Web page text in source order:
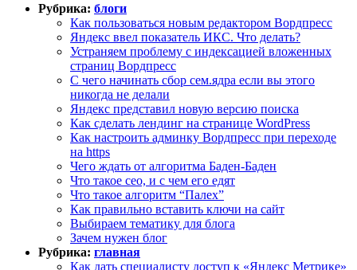
Рубрика: блоги
Как пользоваться новым редактором Вордпресс
Яндекс ввел показатель ИКС. Что делать?
Устраняем проблему с индексацией вложенных
страниц Вордпресс
С чего начинать сбор сем.ядра если вы этого
никогда не делали
Яндекс представил новую версию поиска
Как сделать лендинг на странице WordPress
Как настроить админку Вордпресс при переходе
на https
Чего ждать от алгоритма Баден-Баден
Что такое сео, и с чем его едят
Что такое алгоритм “Палех”
Как правильно вставить ключи на сайт
Выбираем тематику для блога
Зачем нужен блог
Рубрика: главная
Как дать специалисту доступ к «Яндекс Метрике»